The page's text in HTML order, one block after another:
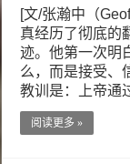
[文/张瀚中（
真经历了彻底的
迹。他第一次明
么，而是接受、
教训是：上帝通
阅读更多 »